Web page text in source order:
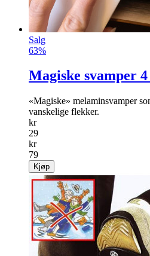
Salg
63%
Magiske svamper
«Magiske» melaminsvamper
vanskelige flekker.
kr
29
kr
79
Kjøp